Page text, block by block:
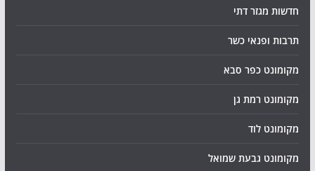
חדשות מגזר דתי
תרבות ופנאי כשר
מקומונט כפר סבא
מקומונט רמת גן
מקומונט לוד
מקומונט גבעת שמואל